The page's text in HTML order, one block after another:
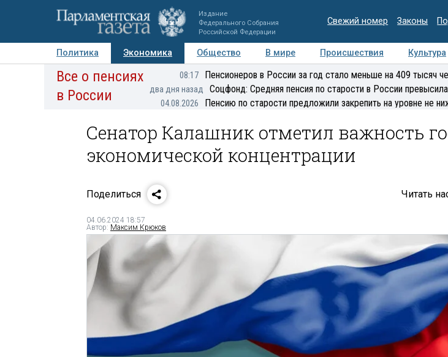
Издание
Федерального Собрания
Российской Федерации
Свежий номер Законы
Политика Экономика Общество В мире Происшествия Культура
Авторы Персоны Мнения Регионы Медиацентр Интервью
Все о пенсиях
в России
08:17 Пенсионеров в России за год стало меньше на 409 тысяч
два дня назад Соцфонд: Средняя пенсия по старости в России
04.08.2026 Пенсию по старости предложили закрепить на уровне не
Сенатор Калашник отметил важность
экономической концентрации
Поделиться Читать
04.06.2024 18:57
Автор: Максим Крюков